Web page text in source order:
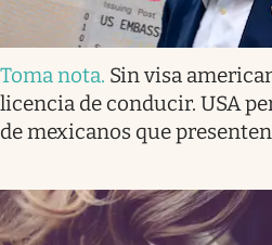
Toma nota. Sin visa
licencia de conducir. USA
de mexicanos que